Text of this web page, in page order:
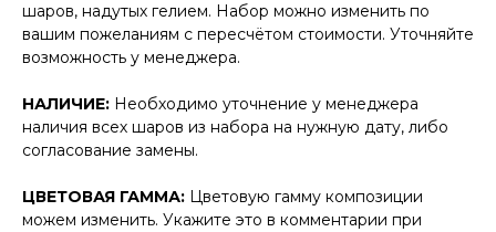
шаров, надутых гелием. Набор можно изменить по
вашим пожеланиям с пересчётом стоимости. Уточняйте
возможность у менеджера.
НАЛИЧИЕ: Необходимо уточнение у менеджера
наличия всех шаров из набора на нужную дату, либо
согласование замены.
ЦВЕТОВАЯ ГАММА: Цветовую гамму композиции
можем изменить. Укажите это в комментарии при